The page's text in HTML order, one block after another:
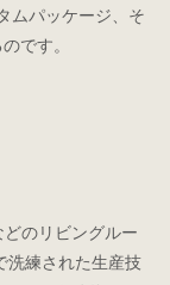
ムパッケージ、そ
です。
のリビングルー
洗練された生産技